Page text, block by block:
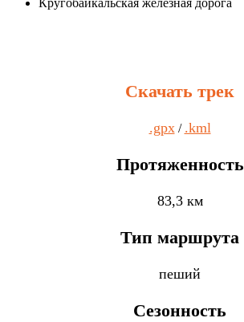
Кругобайкальская железная дорога
Скачать трек
.gpx/ .kml
Протяженность
83,3 км
Тип маршрута
пеший
Сезонность